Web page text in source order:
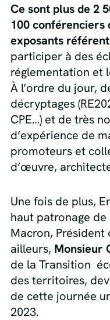
Ce sont plus de 2
100 conférenciers
exposants
participer à des
réglementation et
À l’ordre du jour,
décryptages
CPE…) et de très
d’expérience de
promoteurs et
d’œuvre,
Une fois de plus,
haut patronage
Macron, Président
ailleurs, Monsieur
de la Transition
des territoires,
de cette journée
2023.